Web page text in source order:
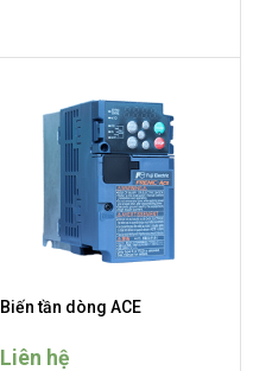
Biến tần dòng ACE
Liên hệ